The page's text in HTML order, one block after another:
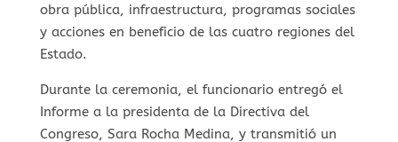
obra pública, infraestructura, programas sociales
y acciones en beneficio de las cuatro regiones del
Estado.
Durante la ceremonia, el funcionario entregó el
Informe a la presidenta de la Directiva del
Congreso, Sara Rocha Medina, y transmitió un